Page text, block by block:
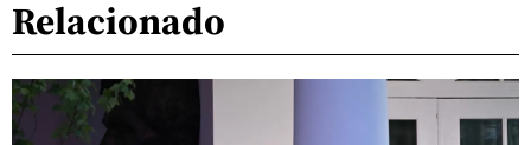
Relacionado